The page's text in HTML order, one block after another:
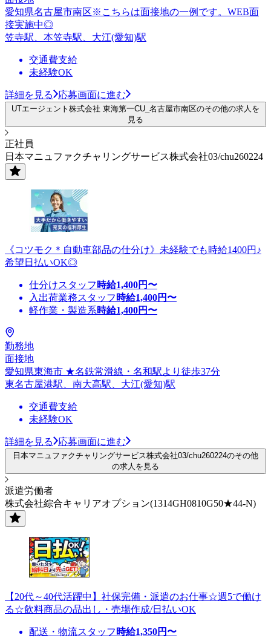
愛知県名古屋市南区※こちらは面接地の一例です。WEB面
接実施中◎
笠寺駅、本笠寺駅、大江(愛知)駅
交通費支給
未経験OK
詳細を見る 応募画面に進む
UTエージェント株式会社 東海第一CU_名古屋市南区のその他の求人を
見る
正社員
日本マニュファクチャリングサービス株式会社03/chu260224
《コツモク＊自動車部品の仕分け》未経験でも時給1400円♪
希望日払いOK◎
仕分けスタッフ 時給1,400円〜
入出荷業務スタッフ 時給1,400円〜
軽作業・製造系時給1,400円〜
勤務地
面接地
愛知県東海市 ★名鉄常滑線・名和駅より徒歩37分
東名古屋港駅、南大高駅、大江(愛知)駅
交通費支給
未経験OK
詳細を見る 応募画面に進む
日本マニュファクチャリングサービス株式会社03/chu260224のその他
の求人を見る
派遣労働者
株式会社綜合キャリアオプション(1314GH0810G50★44-N)
【20代～40代活躍中】社保完備・派遣のお仕事☆週5で働け
る☆飲料商品の品出し・売場作成/日払いOK
配送・物流スタッフ 時給1,350円〜